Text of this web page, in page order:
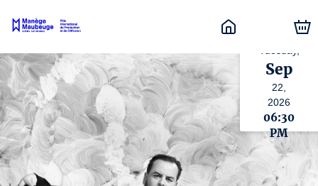
Sep
22,
2026
06:30
PM